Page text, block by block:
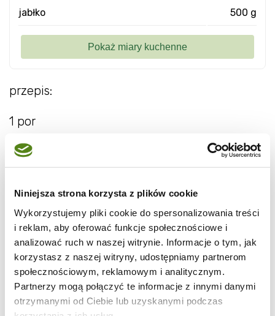
Niniejsza strona korzysta z plików cookie
Wykorzystujemy pliki cookie do spersonalizowania treści
i reklam, aby oferować funkcje społecznościowe i
analizować ruch w naszej witrynie. Informacje o tym, jak
korzystasz z naszej witryny, udostępniamy partnerom
społecznościowym, reklamowym i analitycznym.
Partnerzy mogą połączyć te informacje z innymi danymi
otrzymanymi od Ciebie lub uzyskanymi podczas
przepis:
1 por
pół jabł ka
kilka ł yżek jogurtu naturalnego
sól, cukier do smaku, pieprz czerwony
Biał ą część pora umyć, pokroić w pół talarki.
Jabł ko umyć, obrać, zetrzeć na grubej tarce.
jabłko 500 g